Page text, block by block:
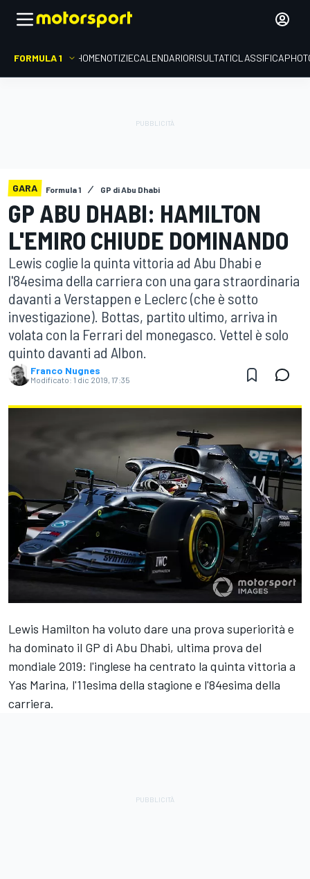
FORMULA 1 HOMENOTIZIECALENDARIORISULTATICLASSIFICA
GARA Formula 1 GP di Abu Dhabi
GP ABU DHABI: HAMILTON
L'EMIRO CHIUDE DOMINANDO
Lewis coglie la quinta vittoria ad Abu Dhabi e
l'84esima della carriera con una gara straordinaria
davanti a Verstappen e Leclerc (che è sotto
investigazione). Bottas, partito ultimo, arriva in
volata con la Ferrari del monegasco. Vettel è solo
quinto davanti ad Albon.
Franco Nugnes
Modificato: 1 dic 2019, 17:35
Lewis Hamilton ha voluto dare una prova superiorità e
ha dominato il GP di Abu Dhabi, ultima prova del
mondiale 2019: l'inglese ha centrato la quinta vittoria a
Yas Marina, l'11esima della stagione e l'84esima della
carriera.